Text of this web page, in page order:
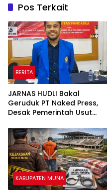
Pos Terkait
BERITA
JARNAS HUDLI Bakal
Geruduk PT Naked Press,
Desak Pemerintah Usut
Ketenagakerjaan
KABUPATEN MUNA